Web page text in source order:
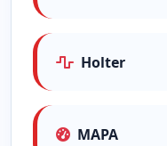
Holter
MAPA